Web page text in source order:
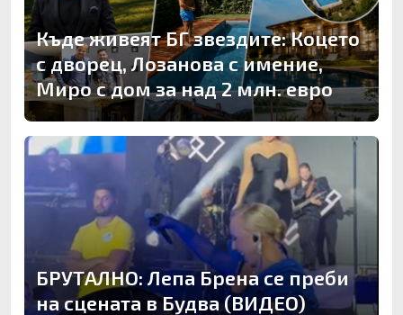
Къде живеят БГ звездите: Коцето
с дворец, Лозанова с имение,
Миро с дом за над 2 млн. евро
БРУТАЛНО: Лепа Брена се преби
на сцената в Будва (ВИДЕО)